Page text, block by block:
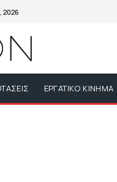
2026
ΕΡΓΑΤΙΚΟ ΚΙΝΗΜΑ